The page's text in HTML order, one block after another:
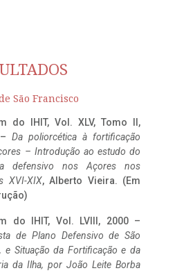
São Francisco
do IHIT, Vol. XLV, Tomo II,
Da poliorcética à fortificação
– Introdução ao estudo do
defensivo nos Açores nos
XVI-XIX, Alberto Vieira. (Em
do IHIT, Vol. LVIII, 2000 –
de Plano Defensivo de São
e Situação da Fortificação e da
da Ilha, por João Leite Borba